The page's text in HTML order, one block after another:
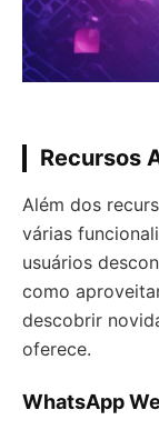
Recursos
Além dos
várias
usuários
como
descobrir
oferece.
WhatsApp